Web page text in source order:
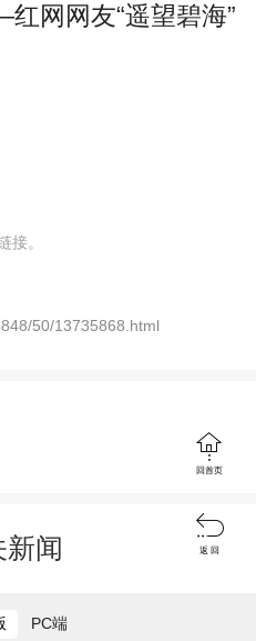
l
网网友“遥望碧海”
接。
50/13735868.html
新闻
PC端

回首页

返 回